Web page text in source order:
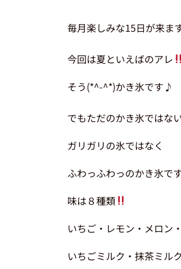
毎月楽しみな15日が来
今回は夏といえばのアレ
そう(*^-^*)かき氷です♪
でもただのかき氷ではな
ガリガリの氷ではなく
ふわっふわっのかき氷で
味は８種類
いちご・レモン・メロン
いちごミルク・抹茶ミル